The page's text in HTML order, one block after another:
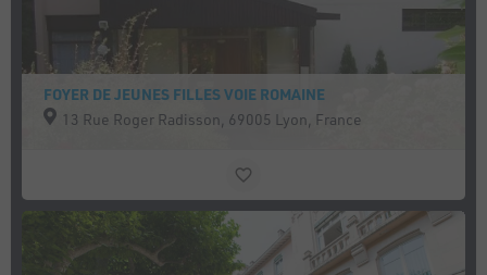
FOYER DE JEUNES FILLES VOIE ROMAINE
13 Rue Roger Radisson, 69005 Lyon, France